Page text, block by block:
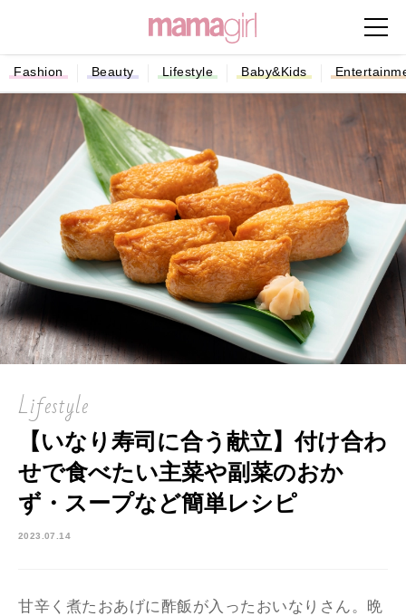
Fashion Beauty Lifestyle Baby&Kids
Lifestyle
【いなり寿司に合う献立】付け合わ
せで食べたい主菜や副菜のおか
ず・スープなど簡単レシピ
2023.07.14
甘辛く煮たおあげに酢飯が入ったおいなりさん。晩